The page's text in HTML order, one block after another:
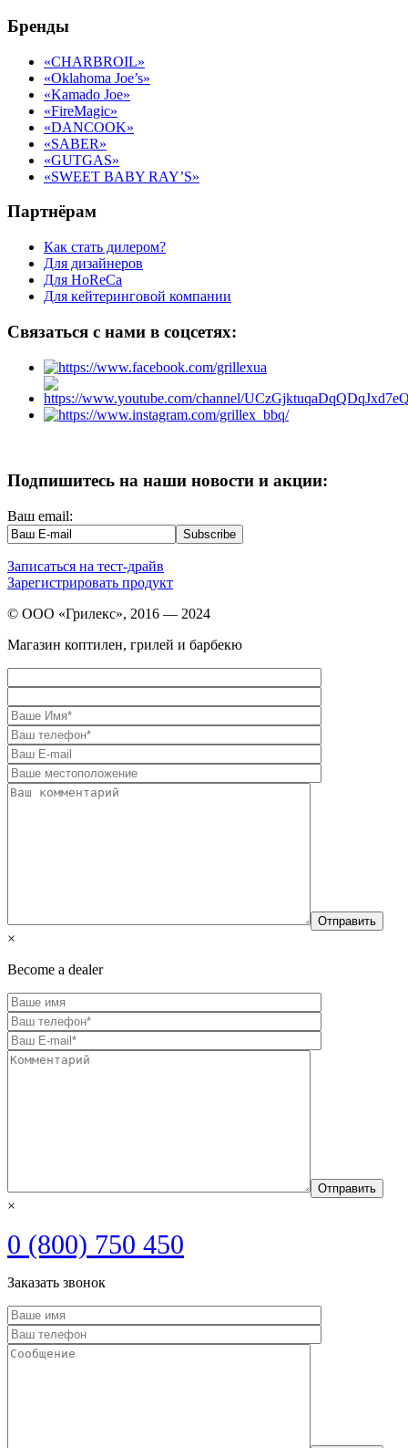
Бренды
«CHARBROIL»
«Oklahoma Joe’s»
«Kamado Joe»
«FireMagic»
«DANCOOK»
«SABER»
«GUTGAS»
«SWEET BABY RAY’S»
Партнёрам
Как стать дилером?
Для дизайнеров
Для HoReCa
Для кейтеринговой компании
Связаться с нами в соцсетях:
Подпишитесь на наши новости и акции:
Ваш email:
Записаться на тест-драйв
Зарегистрировать продукт
© ООО «Грилекс», 2016 — 2024
Магазин коптилен, грилей и барбекю
×
Become a dealer
×
0 (800) 750 450
Заказать звонок